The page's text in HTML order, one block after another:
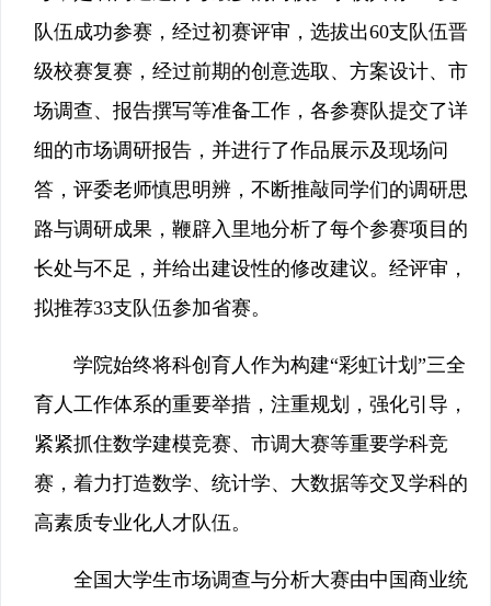
队伍成功参赛，经过初赛评审，选拔出60支队伍晋
级校赛复赛，经过前期的创意选取、方案设计、市
场调查、报告撰写等准备工作，各参赛队提交了详
细的市场调研报告，并进行了作品展示及现场问
答，评委老师慎思明辨，不断推敲同学们的调研思
路与调研成果，鞭辟入里地分析了每个参赛项目的
长处与不足，并给出建设性的修改建议。经评审，
拟推荐33支队伍参加省赛。
学院始终将科创育人作为构建“彩虹计划”三全
育人工作体系的重要举措，注重规划，强化引导，
紧紧抓住数学建模竞赛、市调大赛等重要学科竞
赛，着力打造数学、统计学、大数据等交叉学科的
高素质专业化人才队伍。
全国大学生市场调查与分析大赛由中国商业统